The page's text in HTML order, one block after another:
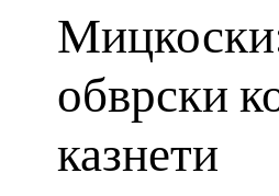
обврски
казнети